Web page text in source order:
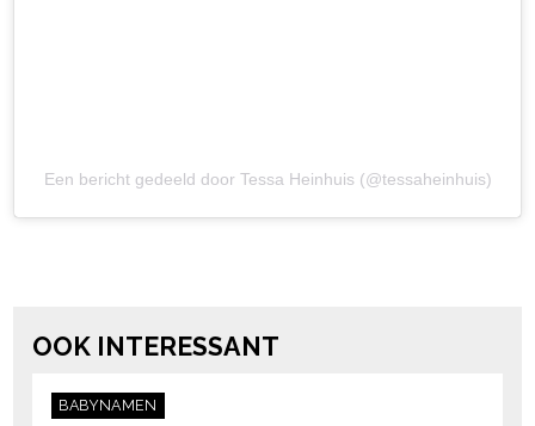
Een bericht gedeeld door Tessa Heinhuis (@tessaheinhuis)
OOK INTERESSANT
BABYNAMEN